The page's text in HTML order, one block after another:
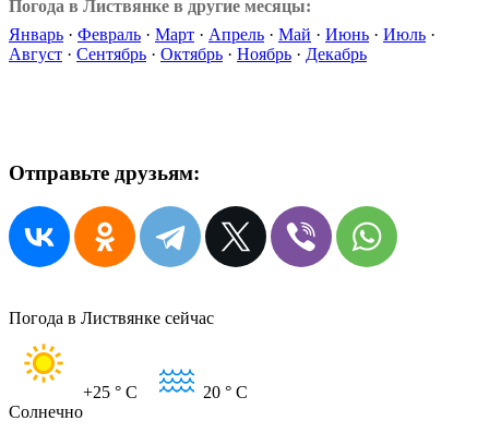
Погода в Листвянке в другие месяцы:
Январь · Февраль · Март · Апрель · Май · Июнь · Июль ·
Август · Сентябрь · Октябрь · Ноябрь · Декабрь
Отправьте друзьям:
Погода в Листвянке сейчас
+25 ° C 20 ° C
Солнечно